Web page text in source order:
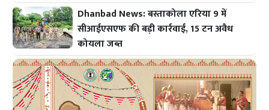
Dhanbad News: बस्ताकोला एरिया 9 में
सीआईएसएफ की बड़ी कार्रवाई, 15 टन अवैध
कोयला जब्त